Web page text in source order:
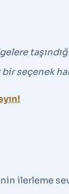
seçenek
ilerleme